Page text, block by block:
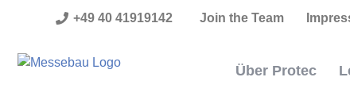
+49 40 41919142 Join the Team
Über Protec